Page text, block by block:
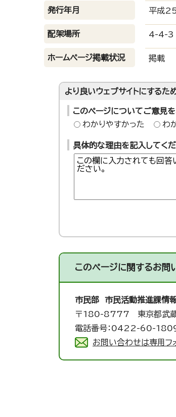
発行年月 平成
配架場所 4-4-3
ホームページ掲載状況 掲載
より良いウェブサイトにする
このページについてご意見
わかりやすかった
わ
具体的な理由を記入してく
このページに関するお問
市民部 市民活動推進課情
〒180-8777 東京都武
電話番号：0422-60-
お問い合わせは専用フ